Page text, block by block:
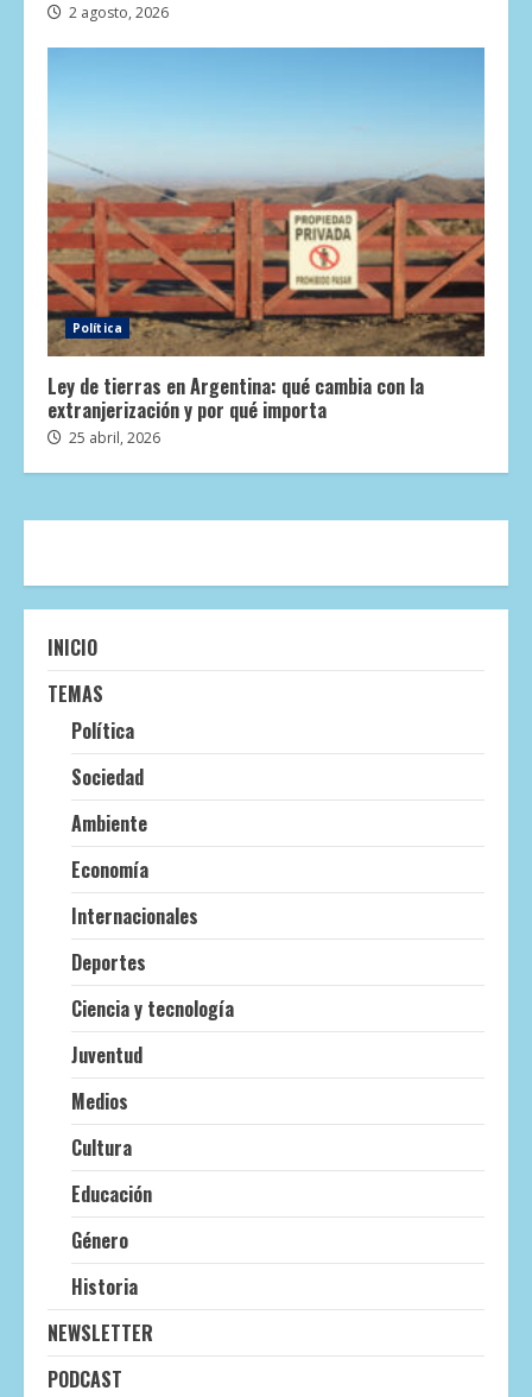
2 agosto, 2026
Política
Ley de tierras en Argentina: qué cambia con la
extranjerización y por qué importa
25 abril, 2026
INICIO
TEMAS
Política
Sociedad
Ambiente
Economía
Internacionales
Deportes
Ciencia y tecnología
Juventud
Medios
Cultura
Educación
Género
Historia
NEWSLETTER
PODCAST